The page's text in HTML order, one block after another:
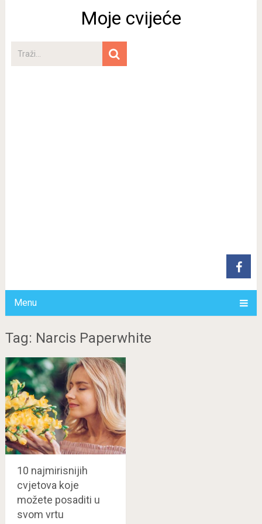
Moje cvijeće
Menu
Tag: Narcis Paperwhite
10 najmirisnijih
cvjetova koje
možete posaditi u
svom vrtu